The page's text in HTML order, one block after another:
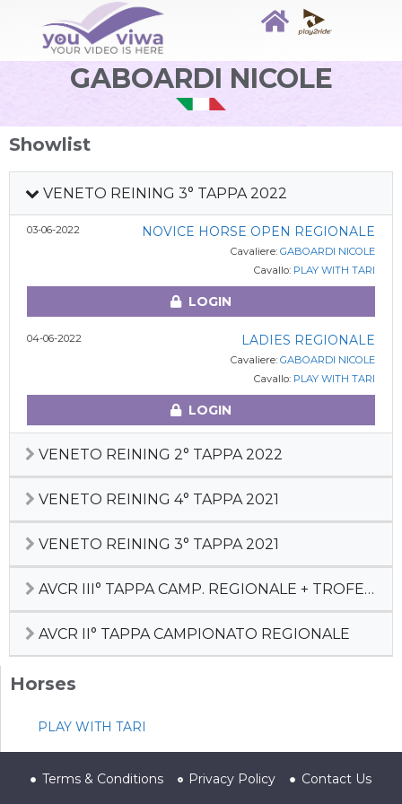
GABOARDI NICOLE
Showlist
VENETO REINING 3° TAPPA 2022
03-06-2022 NOVICE HORSE OPEN REGIONALE
Cavaliere: GABOARDI NICOLE
Cavallo: PLAY WITH TARI
LOGIN
04-06-2022 LADIES REGIONALE
Cavaliere: GABOARDI NICOLE
Cavallo: PLAY WITH TARI
LOGIN
VENETO REINING 2° TAPPA 2022
VENETO REINING 4° TAPPA 2021
VENETO REINING 3° TAPPA 2021
AVCR III° TAPPA CAMP. REGIONALE + TROFEO SILVIA SGAGGIO
AVCR II° TAPPA CAMPIONATO REGIONALE
Horses
PLAY WITH TARI
Terms & Conditions Privacy Policy Contact Us